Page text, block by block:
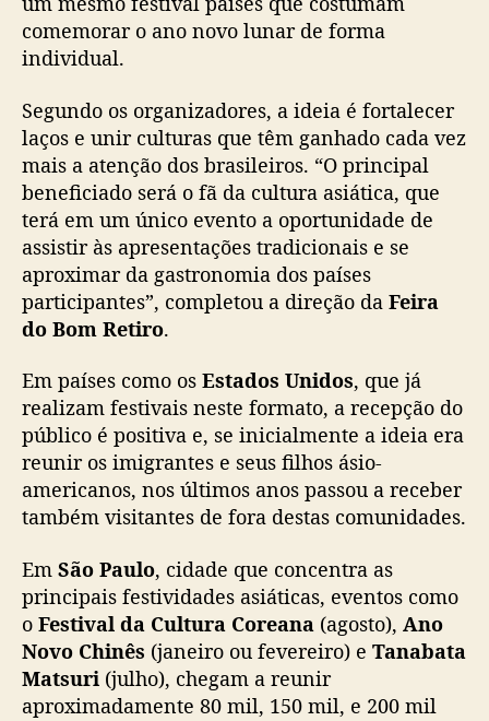
n
a
S
e
o
l
l
a
l
”
a
t
e
c
e
e
m
e
v
e
r
e
r
comemorar o ano novo lunar de forma
individual.
Segundo os organizadores, a ideia é fortalecer
laços e unir culturas que têm ganhado cada vez
mais a atenção dos brasileiros. “O principal
beneficiado será o fã da cultura asiática, que
terá em um único evento a oportunidade de
assistir às apresentações tradicionais e se
aproximar da gastronomia dos países
participantes”, completou a direção da Feira
do Bom Retiro.
Em países como os Estados Unidos, que já
realizam festivais neste formato, a recepção do
público é positiva e, se inicialmente a ideia era
reunir os imigrantes e seus filhos ásio-
americanos, nos últimos anos passou a receber
também visitantes de fora destas comunidades.
Em São Paulo, cidade que concentra as
principais festividades asiáticas, eventos como
o Festival da Cultura Coreana (agosto), Ano
Novo Chinês (janeiro ou fevereiro) e Tanabata
Matsuri (julho), chegam a reunir
aproximadamente 80 mil, 150 mil, e 200 mil